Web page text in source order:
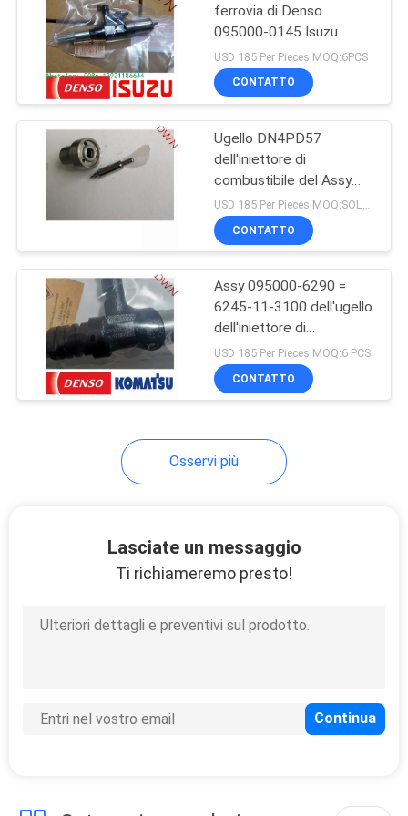
ferrovia di Denso
095000-0145 Isuzu
6HK1 8-94392261-4 8-
94392261-0
89439226104
USD 185 Per Pieces MOQ:6PCS
CONTATTO
Ugello DN4PD57
dell'iniettore di
combustibile del Assy
093400-5571 dell'ugello
dell'iniettore di
combustibile diesel di
USD 185 Per Pieces MOQ:SOLA 100 PCS/10
CONTATTO
Assy 095000-6290 =
6245-11-3100 dell'ugello
dell'iniettore di
combustibile di DENSO
per l'escavatore di
KOMATSU
USD 185 Per Pieces MOQ:6 PCS
CONTATTO
Osservi più
Lasciate un messaggio
Ti richiameremo presto!